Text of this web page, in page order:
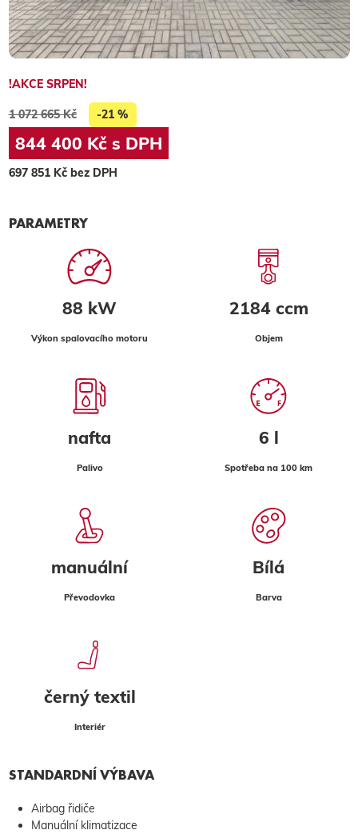
!AKCE SRPEN!
1 072 665 Kč -21 %
844 400 Kč s DPH
697 851 Kč bez DPH
PARAMETRY
88 kW
Výkon spalovacího motoru
2184 ccm
Objem
nafta
Palivo
6 l
Spotřeba na 100 km
manuální
Převodovka
Bílá
Barva
černý textil
Interiér
STANDARDNÍ VÝBAVA
Airbag řidiče
Manuální klimatizace